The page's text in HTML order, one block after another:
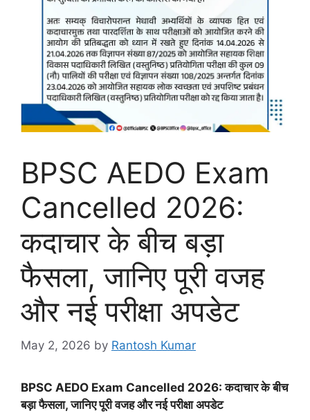
BPSC AEDO Exam
Cancelled 2026:
कदाचार के बीच बड़ा
फैसला, जानिए पूरी वजह
और नई परीक्षा अपडेट
May 2, 2026 by Rantosh Kumar
BPSC AEDO Exam Cancelled 2026: कदाचार के बीच
बड़ा फैसला, जानिए पूरी वजह और नई परीक्षा अपडेट